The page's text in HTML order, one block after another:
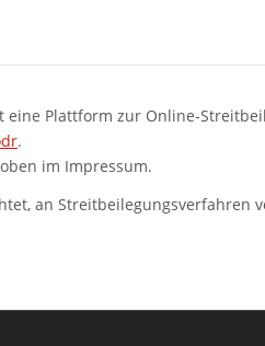
eine Plattform zur Online-
.
im Impressum.
an Streitbeilegungsverfahren